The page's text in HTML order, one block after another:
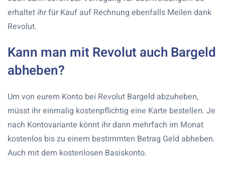
erhaltet ihr für Kauf auf Rechnung ebenfalls Meilen dank
Revolut.
Kann man mit Revolut auch Bargeld
abheben?
Um von eurem Konto bei Revolut Bargeld abzuheben,
müsst ihr einmalig kostenpflichtig eine Karte bestellen. Je
nach Kontovariante könnt ihr dann mehrfach im Monat
kostenlos bis zu einem bestimmten Betrag Geld abheben.
Auch mit dem kostenlosen Basiskonto.